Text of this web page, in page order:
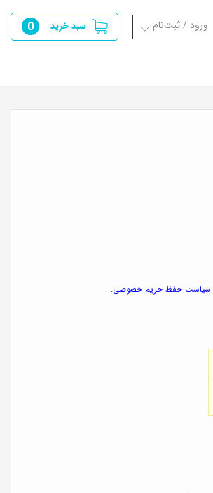
سبد خرید 0 ورود / ثبت‌نام
سیاست حفظ حریم خصوصی.